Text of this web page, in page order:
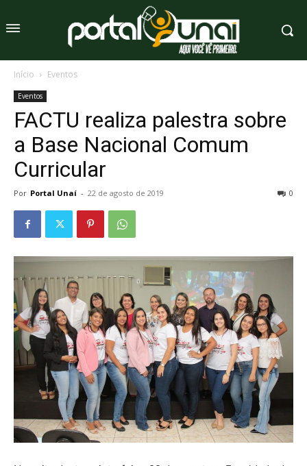
Início Eventos
Eventos
FACTU realiza palestra sobre
a Base Nacional Comum
Curricular
Por Portal Unaí - 22 de agosto de 2019 0